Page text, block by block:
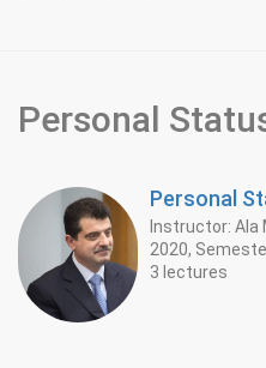
Personal
Personal
Instructor: Ala
2020,
3 lectures